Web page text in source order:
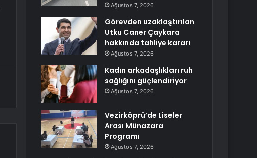
Ağustos 7, 2026
Görevden uzaklaştırılan
Utku Caner Çaykara
hakkında tahliye kararı
Ağustos 7, 2026
Kadın arkadaşlıkları ruh
sağlığını güçlendiriyor
Ağustos 7, 2026
Vezirköprü’de Liseler
Arası Münazara
Programı
Ağustos 7, 2026